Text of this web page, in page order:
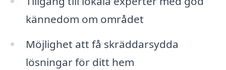
kännedom om området
Möjlighet att få skräddarsydda
lösningar för ditt hem